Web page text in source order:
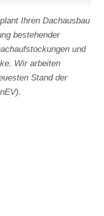
Ihren Dachausbau
bestehender
und
Wir arbeiten
Stand der